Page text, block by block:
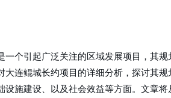
一个引起广泛关注的区域发展项目，其
大连鲲城长约项目的详细分析，探讨其
设施建设、以及社会效益等方面。文章